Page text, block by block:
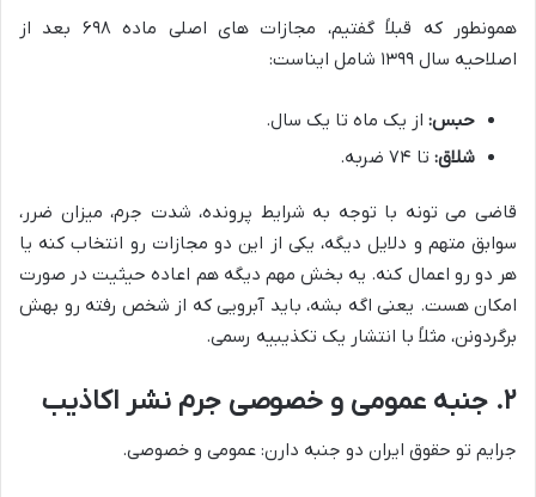
همونطور که قبلاً گفتیم، مجازات های اصلی ماده ۶۹۸ بعد از
اصلاحیه سال ۱۳۹۹ شامل ایناست:
حبس: از یک ماه تا یک سال.
شلاق: تا ۷۴ ضربه.
قاضی می تونه با توجه به شرایط پرونده، شدت جرم، میزان ضرر،
سوابق متهم و دلایل دیگه، یکی از این دو مجازات رو انتخاب کنه یا
هر دو رو اعمال کنه. یه بخش مهم دیگه هم اعاده حیثیت در صورت
امکان هست. یعنی اگه بشه، باید آبرویی که از شخص رفته رو بهش
برگردونن، مثلاً با انتشار یک تکذیبیه رسمی.
۲. جنبه عمومی و خصوصی جرم نشر اکاذیب
جرایم تو حقوق ایران دو جنبه دارن: عمومی و خصوصی.